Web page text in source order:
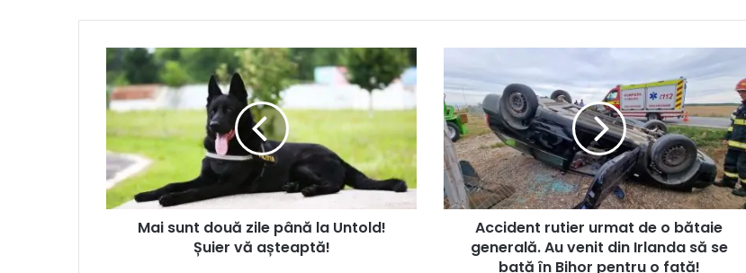
Mai sunt două zile până la Untold!
Șuier vă așteaptă!
Accident rutier urmat de o bătaie
generală. Au venit din Irlanda să se
bată în Bihor pentru o fată!